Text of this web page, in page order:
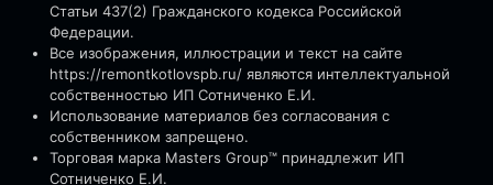
Статьи 437(2) Гражданского кодекса Российской
Федерации.
Все изображения, иллюстрации и текст на сайте
https://remontkotlovspb.ru/ являются интеллектуальной
собственностью ИП Сотниченко Е.И.
Использование материалов без согласования с
собственником запрещено.
Торговая марка Masters Group™ принадлежит ИП
Сотниченко Е.И.